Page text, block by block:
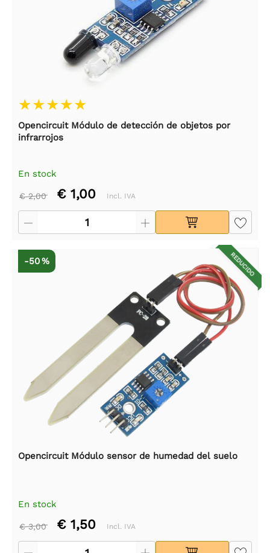
Opencircuit Módulo de detección de objetos por
infrarrojos
En stock
€ 2,00 € 1,00 Incl. IVA
REDUCIDO
-50 %
Opencircuit Módulo sensor de humedad del suelo
En stock
€ 3,00 € 1,50 Incl. IVA